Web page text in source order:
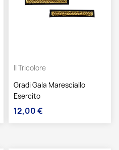
Il Tricolore
Gradi Gala Maresciallo
Esercito
Prezzo
12,00 €